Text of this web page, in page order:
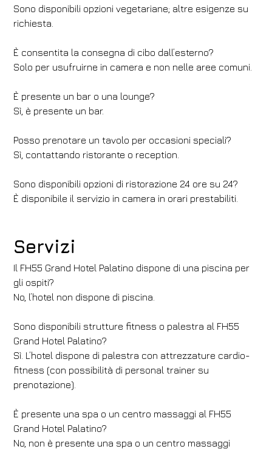
Sono disponibili opzioni vegetariane; altre esigenze su
richiesta.
È consentita la consegna di cibo dall’esterno?
Solo per usufruirne in camera e non nelle aree comuni.
È presente un bar o una lounge?
Sì, è presente un bar.
Posso prenotare un tavolo per occasioni speciali?
Sì, contattando ristorante o reception.
Sono disponibili opzioni di ristorazione 24 ore su 24?
È disponibile il servizio in camera in orari prestabiliti.
Servizi
Il FH55 Grand Hotel Palatino dispone di una piscina per
gli ospiti?
No, l’hotel non dispone di piscina.
Sono disponibili strutture fitness o palestra al FH55
Grand Hotel Palatino?
Sì. L’hotel dispone di palestra con attrezzature cardio-
fitness (con possibilità di personal trainer su
prenotazione).
È presente una spa o un centro massaggi al FH55
Grand Hotel Palatino?
No, non è presente una spa o un centro massaggi